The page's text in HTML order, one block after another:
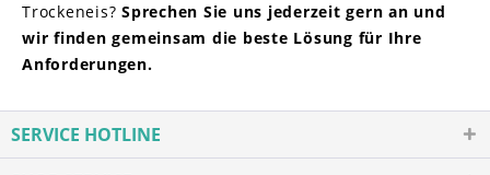
Trockeneis? Sprechen Sie uns jederzeit gern an und
wir finden gemeinsam die beste Lösung für Ihre
Anforderungen.
SERVICE HOTLINE